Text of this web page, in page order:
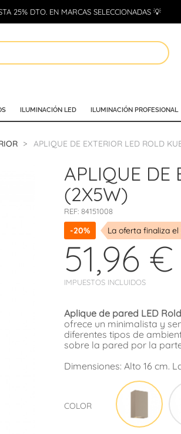
25% DTO. EN MARCAS SELECCIONADAS 💡
ILUMINACIÓN LED ILUMINACIÓN PROFESIONAL
APLIQUE DE EXTERIOR LED ROLD
APLIQUE DE
(2X5W)
REF: 84151008
-20% La oferta finaliza el
51,96 €
IMPUESTOS INCLUIDOS
Aplique de pared LED
ofrece un minimalista y
diferentes tipos de
sobre la pared por la
Dimensiones: Alto 16 cm.
COLOR